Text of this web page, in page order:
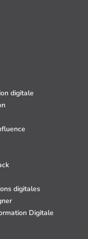
digitale
digitales
Digitale